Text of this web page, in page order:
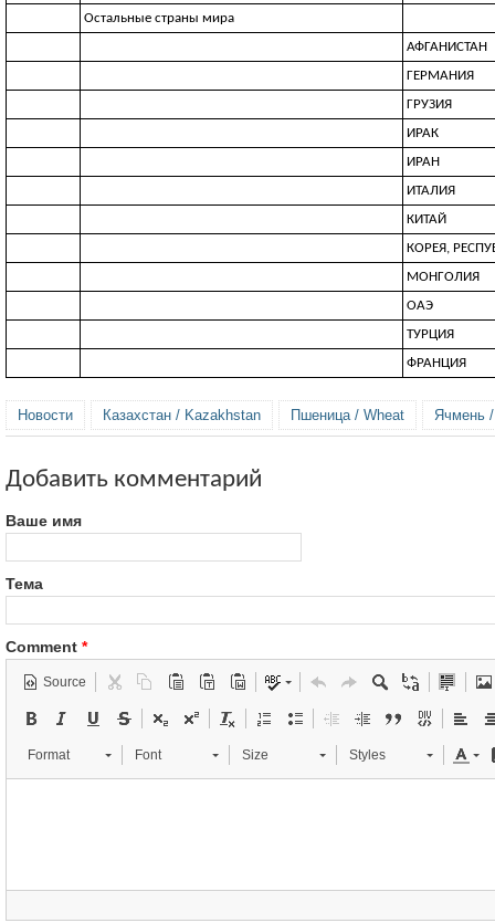
Остальные страны мира
АФГАНИСТАН
ГЕРМАНИЯ
ГРУЗИЯ
ИРАК
ИРАН
ИТАЛИЯ
КИТАЙ
КОРЕЯ,
МОНГОЛИЯ
ОАЭ
ТУРЦИЯ
ФРАНЦИЯ
Новости Казахстан / Kazakhstan Пшеница / Wheat Ячмень
Добавить комментарий
Ваше имя
Тема
Comment *
Source
Format Font Size Styles